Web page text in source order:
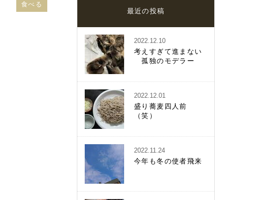
食べる
最近の投稿
2022.12.10
考えすぎて進まない
孤独のモデラー
2022.12.01
盛り蕎麦四人前
（笑）
2022.11.24
今年も冬の使者飛来